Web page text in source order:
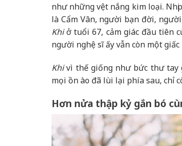
như những vệt nắng kim loại.
là Cẩm Vân, người bạn đời,
Khiở tuổi 67, cảm giác đầu tiên
người nghệ sĩ ấy vẫn còn một
Khivì thế giống như bức thư tay
mọi ồn ào đã lùi lại phía sau, chỉ
Hơn nửa thập kỷ gắn bó